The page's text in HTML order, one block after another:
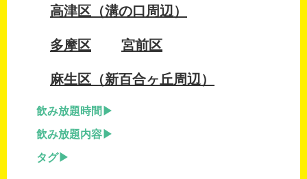
高津区（溝の口周辺）
多摩区 宮前区
麻生区（新百合ヶ丘周辺）
飲み放題時間
飲み放題内容
タグ